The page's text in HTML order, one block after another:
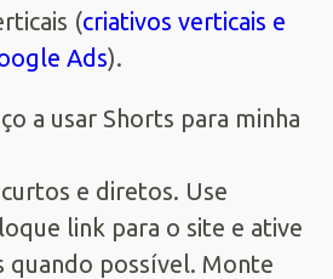
(criativos verticais e
Ads).
a usar Shorts para minha
e diretos. Use
link para o site e ative
quando possível. Monte